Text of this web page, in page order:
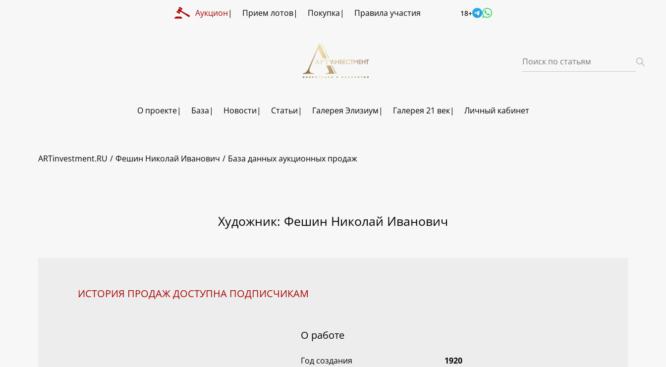
Аукцион Прием лотов Покупка Правила участия 18+
О проекте База Новости Статьи Галерея Элизиум Галерея 21 век Личный кабинет
ARTinvestment.RU Фешин Николай Иванович База данных аукционных продаж
Художник: Фешин Николай Иванович
ИСТОРИЯ ПРОДАЖ ДОСТУПНА ПОДПИСЧИКАМ
О работе
Год создания
1920